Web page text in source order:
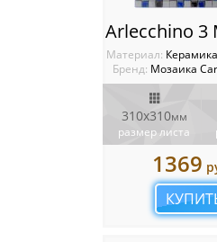
Материал: Керамика
Бренд: Мозаика
310х310мм
размер листа
1369